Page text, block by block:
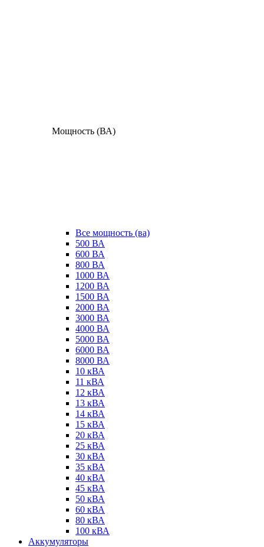
Мощность (ВА)
Все мощность (ва)
500 ВА
600 ВА
800 ВА
1000 ВА
1200 ВА
1500 ВА
2000 ВА
3000 ВА
4000 ВА
5000 ВА
6000 ВА
8000 ВА
10 кВА
11 кВА
12 кВА
13 кВА
14 кВА
15 кВА
20 кВА
25 кВА
30 кВА
35 кВА
40 кВА
45 кВА
50 кВА
60 кВА
80 кВА
100 кВА
Аккумуляторы